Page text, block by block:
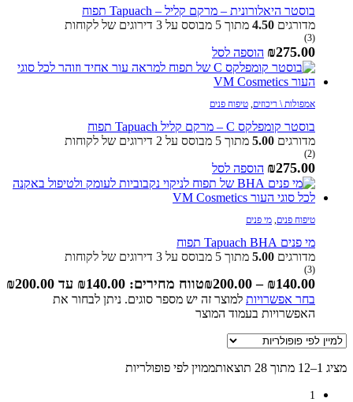
בוסטר היאלורונית – מרקם קליל – Tapuach תפוח
מדורגים 4.50 מתוך 5 מבוסס על 3 דירוגים של לקוחות
(3)
₪275.00 הוספה לסל
אמפולות \ ריכוזים טיפוח פנים
בוסטר קומפלקס C – מרקם קליל Tapuach תפוח
מדורגים 5.00 מתוך 5 מבוסס על 2 דירוגים של לקוחות
(2)
₪275.00 הוספה לסל
טיפוח פנים מי פנים
מי פנים Tapuach BHA תפוח
מדורגים 5.00 מתוך 5 מבוסס על 3 דירוגים של לקוחות
(3)
₪140.00
–
₪200.00 טווח מחירים: ⁦₪140.00⁩ עד ⁦₪200.00⁩
בחר אפשרויות למוצר זה יש מספר סוגים. ניתן לבחור את
האפשרויות בעמוד המוצר
מציג 1–12 מתוך 28 תוצאות ממוין לפי פופולריות
1